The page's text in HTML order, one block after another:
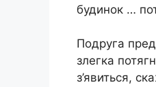
будинок …
Подруга
злегка
з’явиться,